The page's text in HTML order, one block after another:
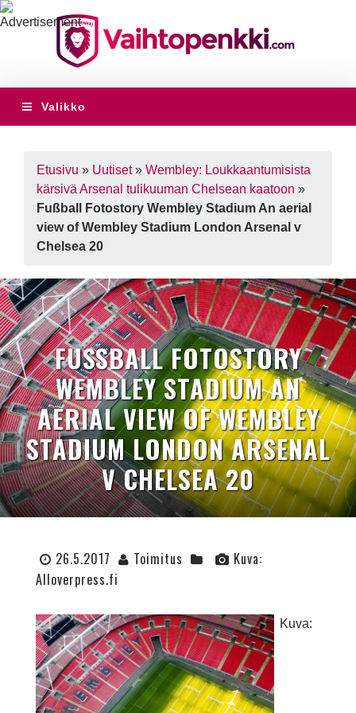
Valikko
Etusivu » Uutiset» Wembley: Loukkaantumisista
kärsivä Arsenal tulikuuman Chelsean kaatoon »
Fußball Fotostory Wembley Stadium An aerial
view of Wembley Stadium London Arsenal v
Chelsea 20
FUSSBALL FOTOSTORY W
EMBLEY STADIUM AN A
ERIAL VIEW OF WEMBLEY S
TADIUM LONDON ARSENAL V
CHELSEA 20
26.5.2017 Toimitus
Kuva:
Alloverpress.fi
Kuva: